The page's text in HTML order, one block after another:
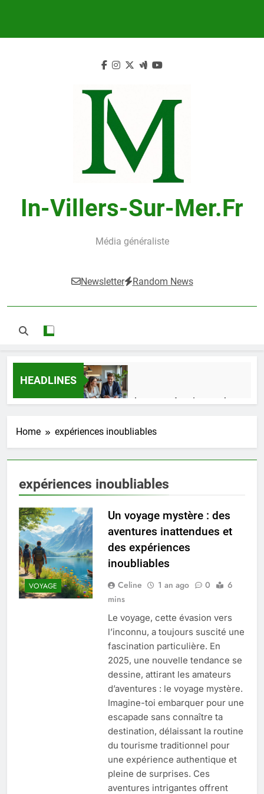
In-Villers-Sur-Mer.fr
Média généraliste
Newsletter Random News
HEADLINES
Guide complet pour réussir un achat
1 Semaine Ago
impact dans le domaine médical
4 Mois Ago
Quel est le salaire de Myriam Seurat en
2025 ?
4 Mois Ago
fonctionnalités clés et avantages
4 Mois Ago
Découvrez notre test d’orientation
gratuit spécialement conçu pour
collégiens et lycéens
4 Mois Ago
Liste complète des marques
rezoactif.com à connaître en 2025
4 Mois Ago
Home expériences inoubliables
expériences inoubliables
VOYAGE
Un voyage mystère : des
aventures inattendues et
des expériences
inoubliables
Celine 1 an ago 0
6
mins
Le voyage, cette évasion vers
l’inconnu, a toujours suscité une
fascination particulière. En
2025, une nouvelle tendance se
dessine, attirant les amateurs
d’aventures : le voyage mystère.
Imagine-toi embarquer pour une
escapade sans connaître ta
destination, délaissant la routine
du tourisme traditionnel pour
une expérience authentique et
pleine de surprises. Ces
aventures intrigantes offrent